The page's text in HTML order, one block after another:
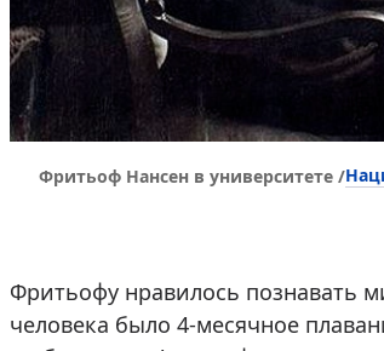
Фритьоф Нансен в университете /
Фритьофу нравилось познавать
человека было 4-месячное